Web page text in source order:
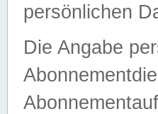
persönlichen
Die Angabe